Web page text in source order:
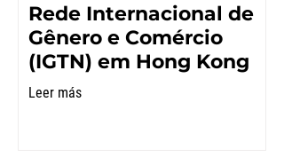
Rede Internacional de
Gênero e Comércio
(IGTN) em Hong Kong
Leer más